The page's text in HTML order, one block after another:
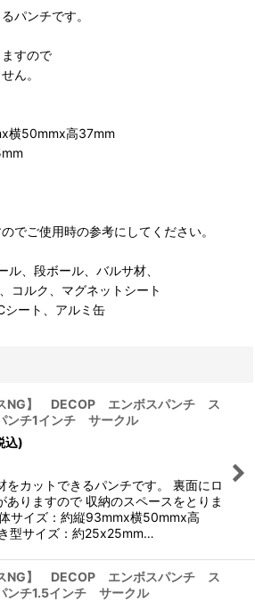
パンチです。
すので
ん。
横50mmx高37mm
でご使用時の参考にしてください。
、段ボール、バルサ材、
コルク、マグネットシート
ート、アルミ缶
スNG】 DECOP エンボスパンチ ス
ンチ1インチ サークル
込)
をカットできるパンチです。 裏面にロ
ありますので 収納のスペースをとりま
サイズ：約縦93mmx横50mmx高
型サイズ：約25x25mm…
スNG】 DECOP エンボスパンチ ス
ンチ1.5インチ サークル